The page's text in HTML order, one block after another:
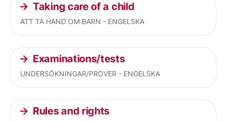
Taking care of a child
ATT TA HAND OM BARN - ENGELSKA
Examinations/tests
UNDERSÖKNINGAR/PROVER - ENGELSKA
Rules and rights